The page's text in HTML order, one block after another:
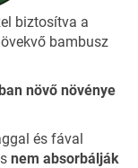
biztosítva a
bambusz
növő növénye
és fával
nem absorbálják